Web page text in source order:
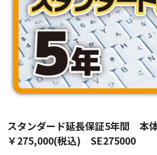
スタンダード延長保証5年間 本
￥275,000(税込) SE275000